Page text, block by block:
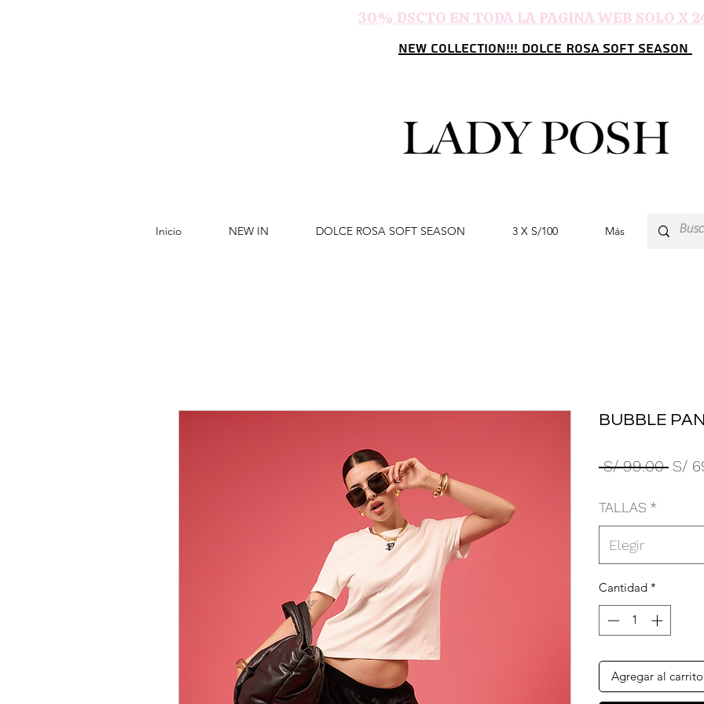
30% DSCTO EN TODA LA PAGINA WEB SOLO X
NEW COLLECTION!!! DOLCE ROSA SOFT SEASON
Inicio NEW IN DOLCE ROSA SOFT SEASON 3 X S/100 Más
BUBBLE
S/ 99.00 S/
TALLAS *
Elegir
Cantidad *
Agregar al carrito